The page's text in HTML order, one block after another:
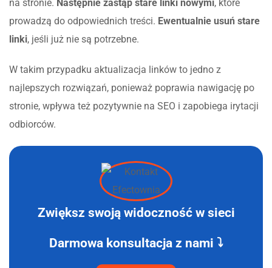
na stronie. Następnie zastąp stare linki nowymi, które
prowadzą do odpowiednich treści. Ewentualnie usuń stare
linki, jeśli już nie są potrzebne.
W takim przypadku aktualizacja linków to jedno z
najlepszych rozwiązań, ponieważ poprawia nawigację po
stronie, wpływa też pozytywnie na SEO i zapobiega irytacji
odbiorców.
Zwiększ swoją widoczność w sieci
Darmowa konsultacja z nami ⤵